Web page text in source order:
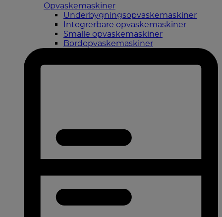
Opvaskemaskiner
Underbygningsopvaskemaskiner
Integrerbare opvaskemaskiner
Smalle opvaskemaskiner
Bordopvaskemaskiner